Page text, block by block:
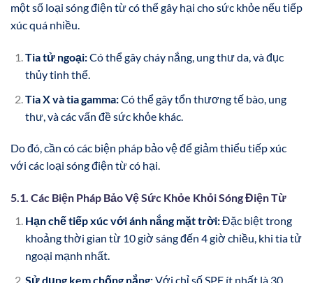
một số loại sóng điện từ có thể gây hại cho sức khỏe nếu tiếp
xúc quá nhiều.
Tia tử ngoại:Có thể gây cháy nắng, ung thư da, và đục
thủy tinh thể.
Tia X và tia gamma:Có thể gây tổn thương tế bào, ung
thư, và các vấn đề sức khỏe khác.
Do đó, cần có các biện pháp bảo vệ để giảm thiểu tiếp xúc
với các loại sóng điện từ có hại.
5.1. Các Biện Pháp Bảo Vệ Sức Khỏe Khỏi Sóng Điện Từ
Hạn chế tiếp xúc với ánh nắng mặt trời:Đặc biệt trong
khoảng thời gian từ 10 giờ sáng đến 4 giờ chiều, khi tia tử
ngoại mạnh nhất.
Sử dụng kem chống nắng:Với chỉ số SPF ít nhất là 30.